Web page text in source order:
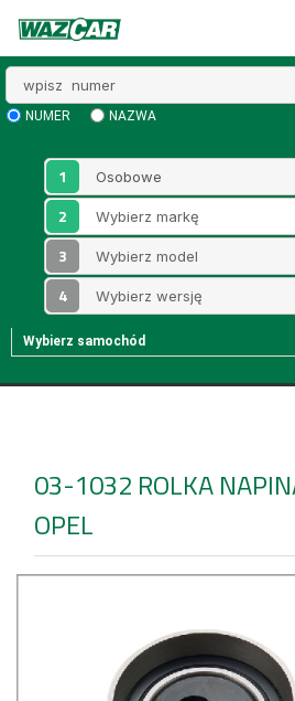
numer
NUMER NAZWA
1
2
3
4
Wybierz samochód
03-1032 ROLKA
OPEL